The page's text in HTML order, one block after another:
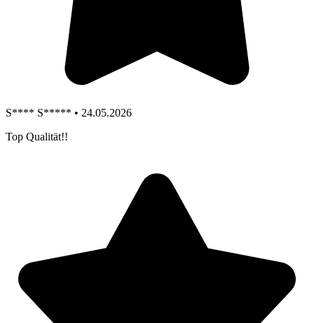
S**** S***** • 24.05.2026
Top Qualität!!